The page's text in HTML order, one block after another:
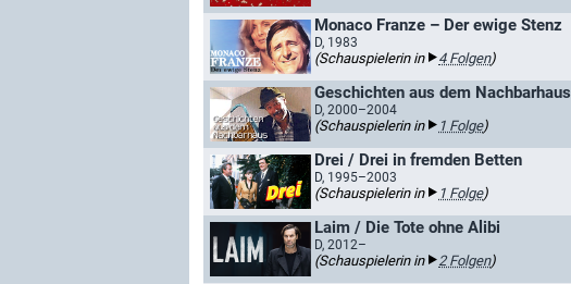
Monaco Franze – Der ewige Stenz
D, 1983
(Schauspielerin in 4 Folgen)
Geschichten aus dem Nachbarhaus
D, 2000–2004
(Schauspielerin in 1 Folge)
Drei / Drei in fremden Betten
D, 1995–2003
(Schauspielerin in 1 Folge)
Laim / Die Tote ohne Alibi
D, 2012–
(Schauspielerin in 2 Folgen)